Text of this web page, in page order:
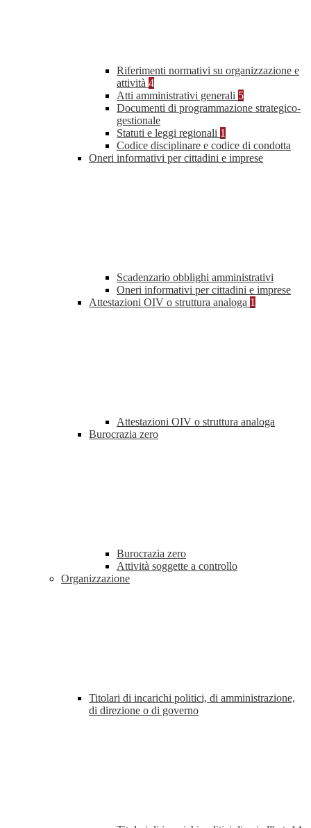
Riferimenti normativi su organizzazione e
attività 4
Atti amministrativi generali 5
Documenti di programmazione strategico-
gestionale
Statuti e leggi regionali 1
Codice disciplinare e codice di condotta
Oneri informativi per cittadini e imprese
Scadenzario obblighi amministrativi
Oneri informativi per cittadini e imprese
Attestazioni OIV o struttura analoga 1
Attestazioni OIV o struttura analoga
Burocrazia zero
Burocrazia zero
Attività soggette a controllo
Organizzazione
Titolari di incarichi politici, di amministrazione,
di direzione o di governo